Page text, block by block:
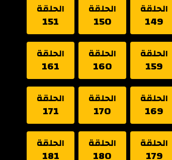
الحلقة
149
الحلقة
150
الحلقة
151
الحلقة
159
الحلقة
160
الحلقة
161
الحلقة
169
الحلقة
170
الحلقة
171
الحلقة
179
الحلقة
180
الحلقة
181